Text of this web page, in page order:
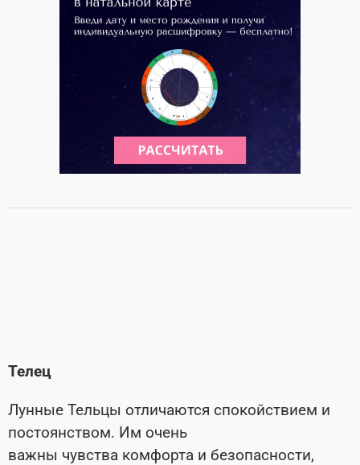
Телец
Лунные Тельцы отличаются спокойствием и
постоянством. Им очень
важны чувства комфорта и безопасности,